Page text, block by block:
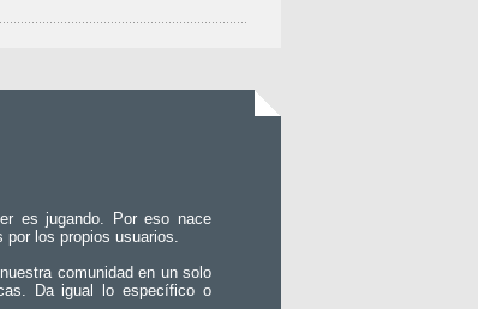
es jugando. Por eso nace
por los propios usuarios.
comunidad en un solo
Da igual lo específico o